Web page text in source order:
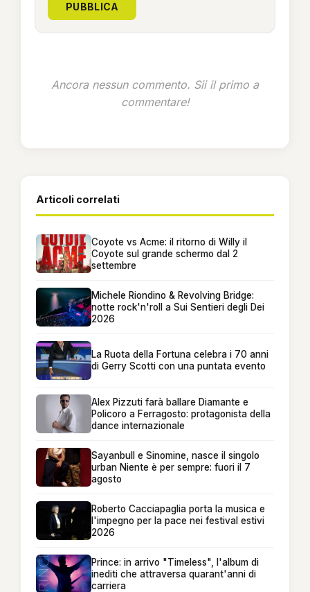
PUBBLICA
Ancora nessun commento. Sii il primo a
commentare!
Articoli correlati
Coyote vs Acme: il ritorno di Willy il
Coyote sul grande schermo dal 2
settembre
Michele Riondino & Revolving Bridge:
notte rock'n'roll a Sui Sentieri degli Dei
2026
La Ruota della Fortuna celebra i 70 anni
di Gerry Scotti con una puntata evento
Alex Pizzuti farà ballare Diamante e
Policoro a Ferragosto: protagonista della
dance internazionale
Sayanbull e Sinomine, nasce il singolo
urban Niente è per sempre: fuori il 7
agosto
Roberto Cacciapaglia porta la musica e
l'impegno per la pace nei festival estivi
2026
Prince: in arrivo "Timeless", l'album di
inediti che attraversa quarant'anni di
carriera